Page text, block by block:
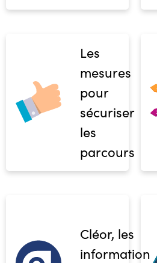
Les
mesures
pour
sécuriser
les
parcours
Cléor, les
informations